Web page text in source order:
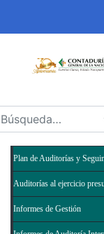
Saltar al
Abrir menú de
Plan de Auditorías y
Auditorías al ejercicio
Informes de Gestión